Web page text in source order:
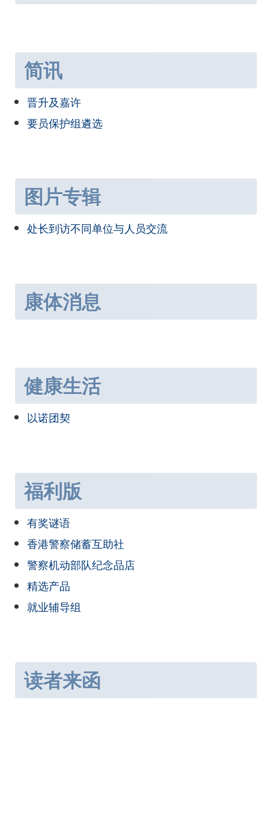
简讯
晋升及嘉许
要员保护组遴选
图片专辑
处长到访不同单位与人员交流
康体消息
健康生活
以诺团契
福利版
有奖谜语
香港警察储蓄互助社
警察机动部队纪念品店
精选产品
就业辅导组
读者来函